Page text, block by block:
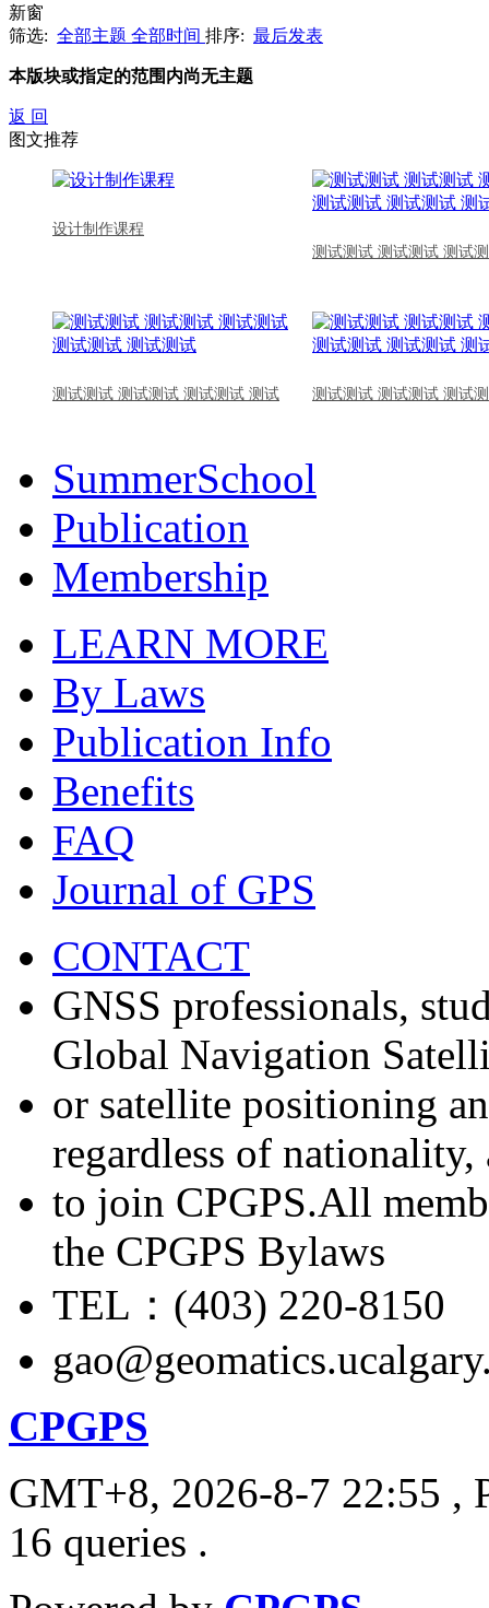
新窗
筛选: 全部主题 全部时间 排序: 最后发表
本版块或指定的范围内尚无主题
返 回
图文推荐
设计制作课程
测试测试 测试测试 测试
测试测试 测试测试 测试测试 测试 测试测试 测试测试 测试
SummerSchool
Publication
Membership
LEARN MORE
By Laws
Publication Info
Benefits
FAQ
Journal of GPS
CONTACT
GNSS professionals,
Global Navigation
or satellite positioning
regardless of nationality,
to join CPGPS.All
the CPGPS Bylaws
TEL：(403) 220-8150
CPGPS
GMT+8, 2026-8-7 22:55 ,
16 queries .